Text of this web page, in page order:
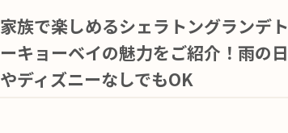
家族で楽しめるシェラトングランデト
ーキョーベイの魅力をご紹介！雨の日
やディズニーなしでもOK